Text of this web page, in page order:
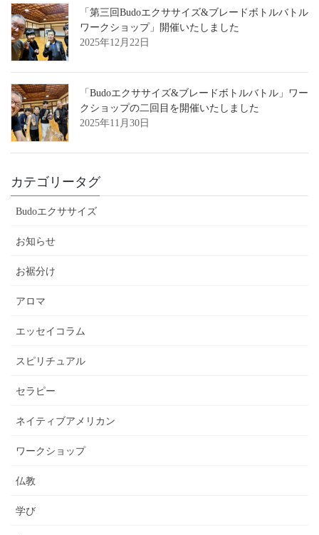
「第三回Budoエクササイズ&ブレードボトルバトル
ワークショップ」開催いたしました
2025年12月22日
「Budoエクササイズ&ブレードボトルバトル」ワー
クショップの二回目を開催いたしました
2025年11月30日
カテゴリータグ
Budoエクササイズ
お知らせ
お裾分け
アロマ
エッセイコラム
スピリチュアル
セラピー
ネイティブアメリカン
ワークショップ
仏教
学び